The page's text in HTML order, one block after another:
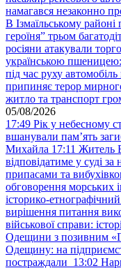
намагався незаконно
В Ізмаїльському
героїня” трьом
росіяни атакували
українською
під час руху
припиняє терор
житло та транспорт
05/08/2026
17:49 Рік у небесному
вшанували пам’ять
Михайла 17:11 Житель
відповідатиме у суді
припасами та
обговорення морських
історико-
вирішення питання
військової справи:
Одещини з позивним
Одещину: на
постраждали 13:02